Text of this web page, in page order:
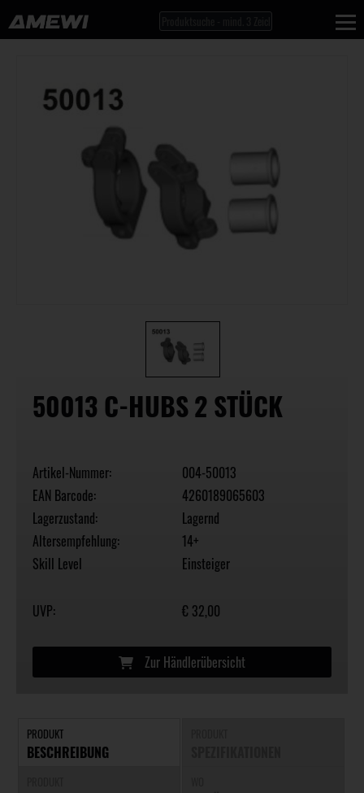
50013 C-HUBS 2 STÜCK
Artikel-Nummer:
004-50013
EAN Barcode:
4260189065603
Lagerzustand:
Lagernd
Altersempfehlung:
14+
Skill Level
Einsteiger
UVP: € 32,00
Zur Händlerübersicht
PRODUKT
BESCHREIBUNG